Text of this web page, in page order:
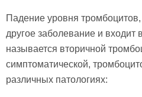
Падение уровня
другое заболевание и входит
называется вторичной
симптоматической,
различных патологиях: